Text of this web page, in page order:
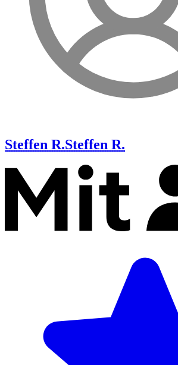
Steffen R.Steffen R.